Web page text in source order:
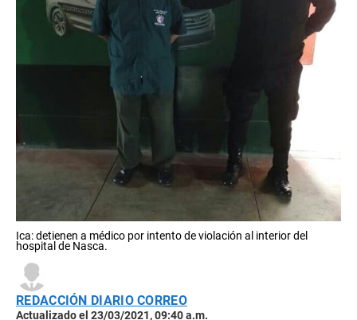
Ica: detienen a médico por intento de violación al interior del
hospital de Nasca.
REDACCIÓN DIARIO CORREO
Actualizado el 23/03/2021, 09:40 a.m.